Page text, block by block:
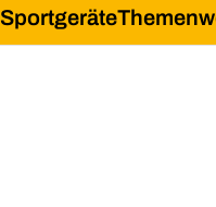
Sportgeräte